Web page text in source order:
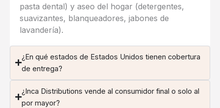
pasta dental) y aseo del hogar (detergentes,
suavizantes, blanqueadores, jabones de
lavandería).
¿En qué estados de Estados Unidos tienen cobertura
de entrega?
¿Inca Distributions vende al consumidor final o solo al
por mayor?